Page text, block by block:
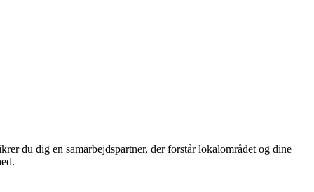
du dig en samarbejdspartner, der forstår lokalområdet og dine